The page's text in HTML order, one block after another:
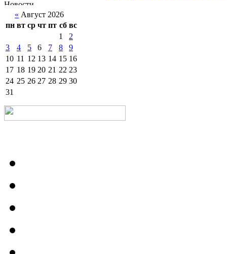
« Август 2026
пн вт ср чт пт сб вс
1
2
3
4 5 6 7 8
9
10 11 12 13 14 15 16
17 18 19 20 21 22 23
24 25 26 27 28 29 30
31